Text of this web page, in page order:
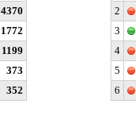
4370
1772
1199
373
352
2
3
4
5
6